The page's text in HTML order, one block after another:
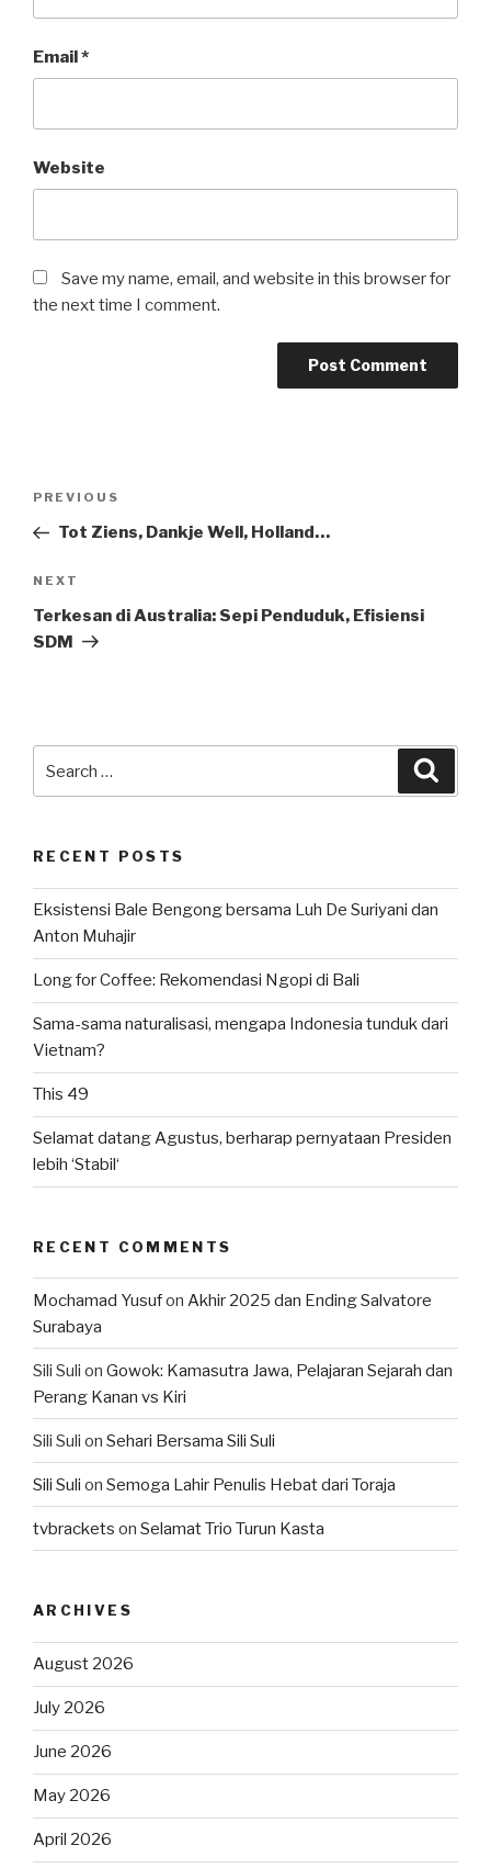
Email*
Website
Save my name, email, and website in this browser for
the next time I comment.
Previous
Post
PREVIOUS
Tot Ziens, Dankje Well, Holland…
Next
Post
NEXT
Terkesan di Australia: Sepi Penduduk, Efisiensi
SDM
for:
RECENT POSTS
Eksistensi Bale Bengong bersama Luh De Suriyani dan
Anton Muhajir
Long for Coffee: Rekomendasi Ngopi di Bali
Sama-sama naturalisasi, mengapa Indonesia tunduk dari
Vietnam?
This 49
Selamat datang Agustus, berharap pernyataan Presiden
lebih ‘Stabil‘
RECENT COMMENTS
Mochamad Yusufon Akhir 2025 dan Ending Salvatore
Surabaya
Sili Suli on Gowok: Kamasutra Jawa, Pelajaran Sejarah dan
Perang Kanan vs Kiri
Sili Suli on Sehari Bersama Sili Suli
Sili Suli on Semoga Lahir Penulis Hebat dari Toraja
tvbrackets on Selamat Trio Turun Kasta
ARCHIVES
August 2026
July 2026
June 2026
May 2026
April 2026